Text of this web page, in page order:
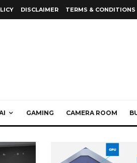
DISCLAIMER TERMS & CONDITIONS
GAMING CAMERA ROOM